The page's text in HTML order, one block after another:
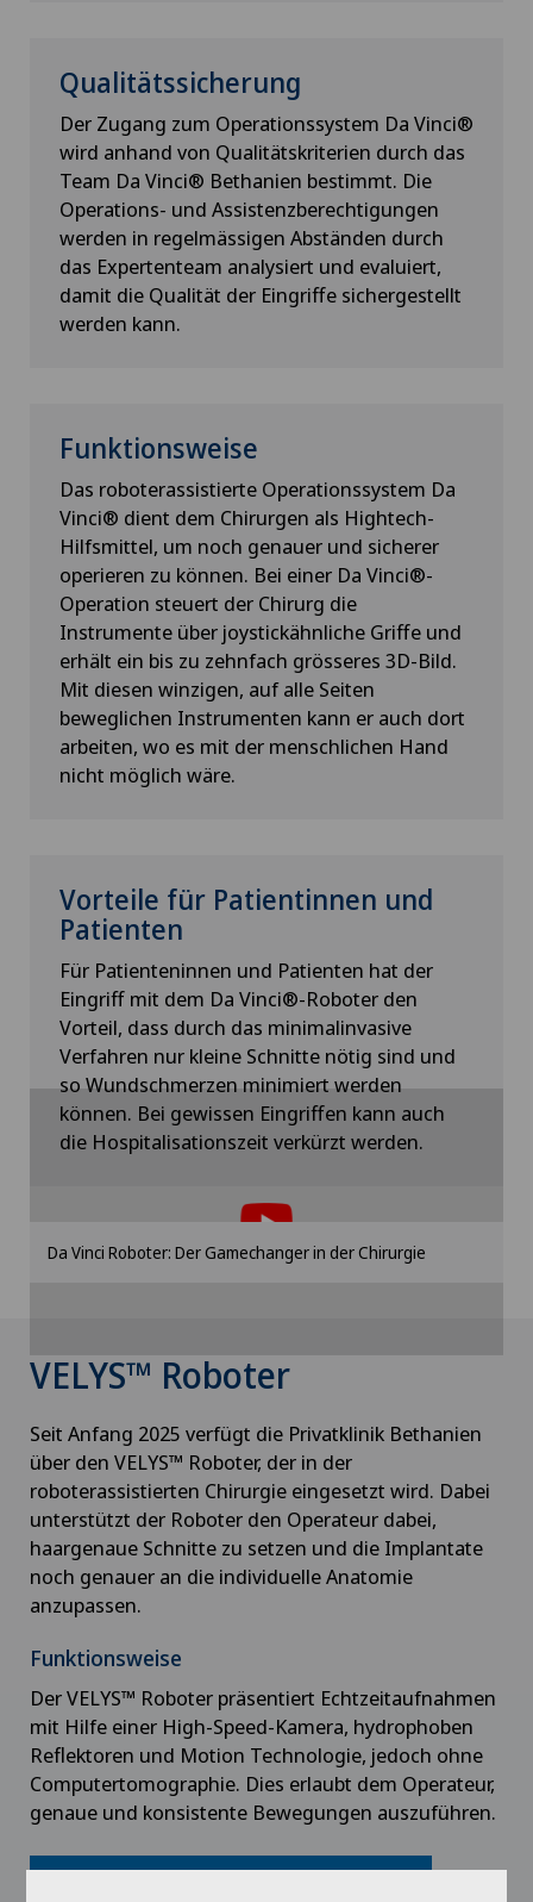
Qualitätssicherung
Der Zugang zum Operationssystem Da Vinci®
wird anhand von Qualitätskriterien durch das
Team Da Vinci® Bethanien bestimmt. Die
Operations- und Assistenzberechtigungen
werden in regelmässigen Abständen durch
das Expertenteam analysiert und evaluiert,
damit die Qualität der Eingriffe sichergestellt
werden kann.
Funktionsweise
Das roboterassistierte Operationssystem Da
Vinci® dient dem Chirurgen als Hightech-
Hilfsmittel, um noch genauer und sicherer
operieren zu können. Bei einer Da Vinci®-
Operation steuert der Chirurg die
Instrumente über joystickähnliche Griffe und
erhält ein bis zu zehnfach grösseres 3D-Bild.
Mit diesen winzigen, auf alle Seiten
beweglichen Instrumenten kann er auch dort
arbeiten, wo es mit der menschlichen Hand
nicht möglich wäre.
Vorteile für Patientinnen und
Patienten
Für Patienteninnen und Patienten hat der
Eingriff mit dem Da Vinci®-Roboter den
Vorteil, dass durch das minimalinvasive
Verfahren nur kleine Schnitte nötig sind und
so Wundschmerzen minimiert werden
können. Bei gewissen Eingriffen kann auch
die Hospitalisationszeit verkürzt werden.
Um Ihnen diesen Inhalt anzeigen zu können,
zustimmen.
Bitte aktivieren Sie die entsprechende Option in
den Cookie-Einstellungen.
Da Vinci Roboter: Der Gamechanger in der Chirurgie
VELYS™ Roboter
Seit Anfang 2025 verfügt die Privatklinik Bethanien
über den VELYS™ Roboter, der in der
roboterassistierten Chirurgie eingesetzt wird. Dabei
unterstützt der Roboter den Operateur dabei,
haargenaue Schnitte zu setzen und die Implantate
noch genauer an die individuelle Anatomie
anzupassen.
Funktionsweise
Der VELYS™ Roboter präsentiert Echtzeitaufnahmen
mit Hilfe einer High-Speed-Kamera, hydrophoben
Reflektoren und Motion Technologie, jedoch ohne
Computertomographie. Dies erlaubt dem Operateur,
genaue und konsistente Bewegungen auszuführen.